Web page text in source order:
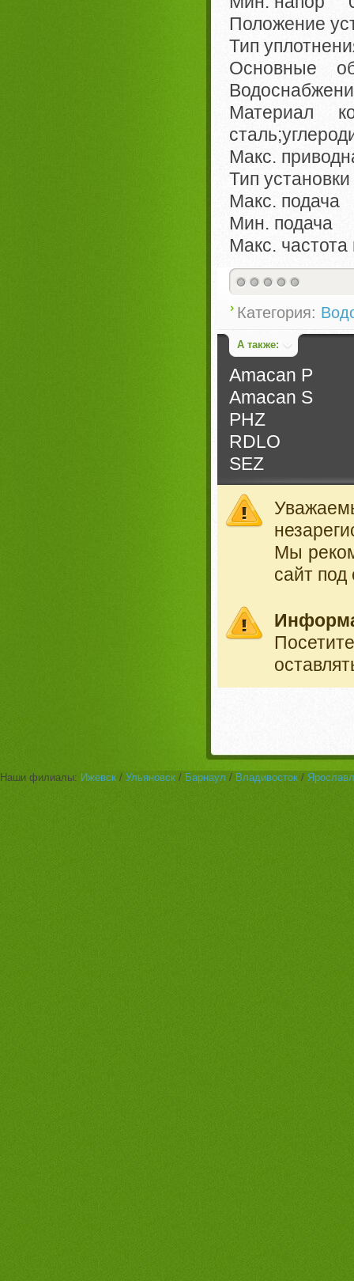
Положение
Тип
Основные
Материал
Макс.
Тип
Макс.
Мин. подача
Макс.
Категория:
А также:
Amacan P
Amacan S
PHZ
RDLO
SEZ
Мы
сайт
Наши филиалы: Ижевск / Ульяновск / Барнаул / Владивосток /